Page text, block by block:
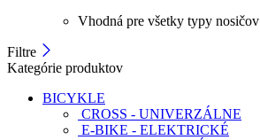
Vhodná pre všetky typy nosičov
Filtre
Kategórie produktov
BICYKLE
CROSS - UNIVERZÁLNE
E-BIKE - ELEKTRICKÉ